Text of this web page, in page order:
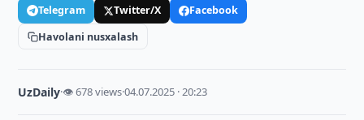
Telegram Twitter/X
Facebook
Havolani nusxalash
UzDaily·👁 678 views·04.07.2025 · 20:23